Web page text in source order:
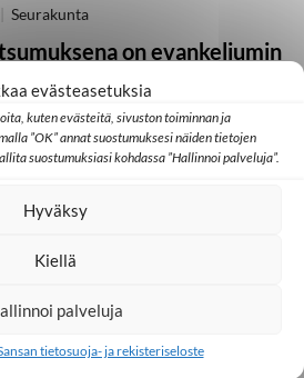
evästeasetuksia
kuten evästeitä, sivuston toiminnan ja
”OK” annat suostumuksesi näiden tietojen
suostumuksiasi kohdassa ”Hallinnoi palveluja”.
Hyväksy
Kiellä
palveluja
tietosuoja- ja rekisteriseloste
Seurakunta
on evankeliumin